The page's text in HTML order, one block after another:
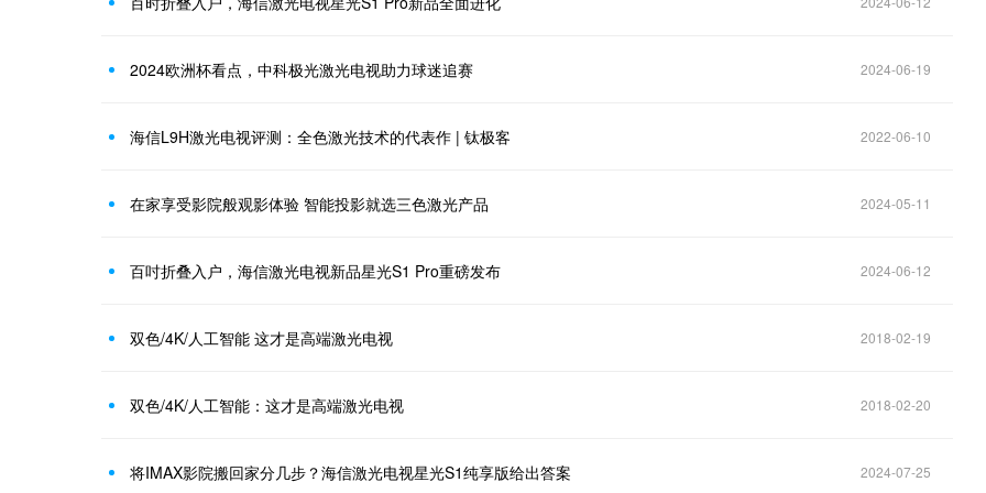
2024欧洲杯看点，中科极光激光电视助力球迷追赛 2024-06-19
海信L9H激光电视评测：全色激光技术的代表作 | 钛极客 2022-06-10
在家享受影院般观影体验 智能投影就选三色激光产品 2024-05-11
百吋折叠入户，海信激光电视新品星光S1 Pro重磅发布 2024-06-12
双色/4K/人工智能 这才是高端激光电视 2018-02-19
双色/4K/人工智能：这才是高端激光电视 2018-02-20
将IMAX影院搬回家分几步？海信激光电视星光S1纯享版给出答案 2024-07-25